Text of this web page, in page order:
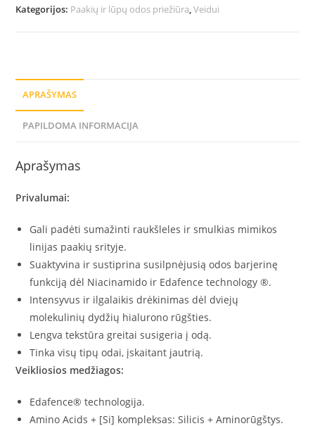
Kategorijos: Paakių ir lūpų odos priežiūra,Veidui
APRAŠYMAS
PAPILDOMA INFORMACIJA
Aprašymas
Privalumai:
Gali padėti sumažinti raukšleles ir smulkias mimikos
linijas paakių srityje.
Suaktyvina ir sustiprina susilpnėjusią odos barjerinę
funkciją dėl Niacinamido ir Edafence technology ®.
Intensyvus ir ilgalaikis drėkinimas dėl dviejų
molekulinių dydžių hialurono rūgšties.
Lengva tekstūra greitai susigeria į odą.
Tinka visų tipų odai, įskaitant jautrią.
Veikliosios medžiagos:
Edafence® technologija.
Amino Acids + [Si] kompleksas: Silicis + Aminorūgštys.